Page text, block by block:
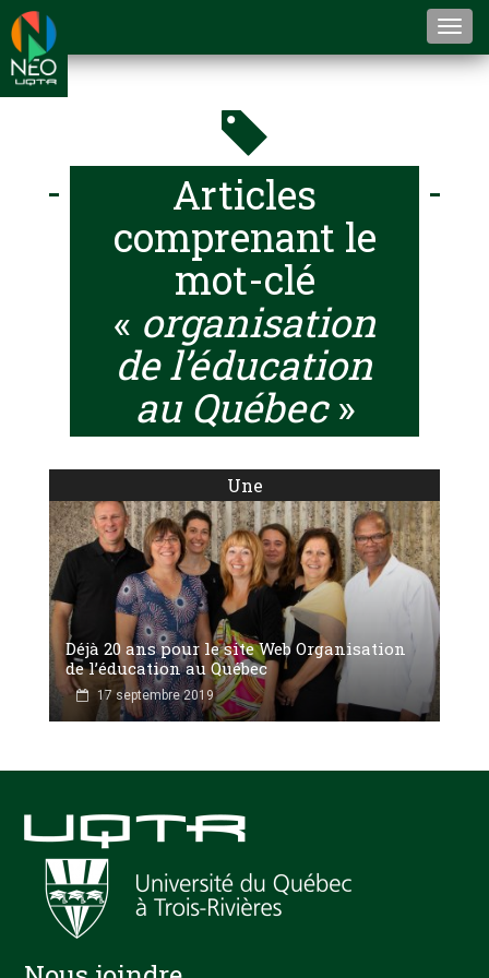
Articles
comprenant le
mot-clé
« organisation
de l’éducation
au Québec»
Une
Déjà 20 ans pour le site Web Organisation
de l’éducation au Québec
17 septembre 2019